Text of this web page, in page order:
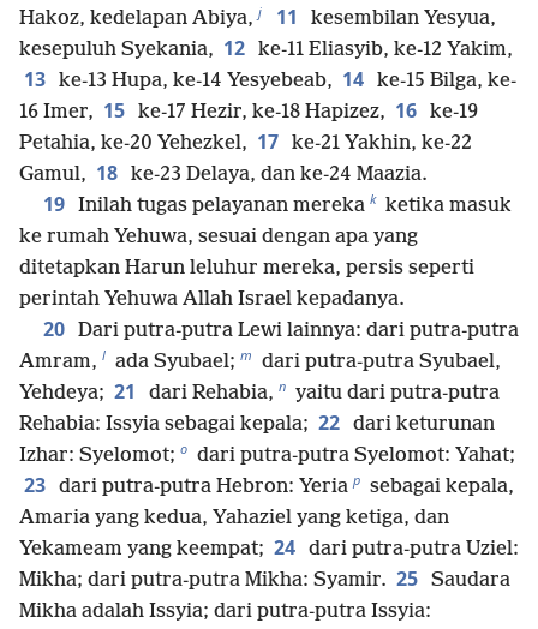
Hakoz, kedelapan Abiya, j 11
kesembilan Yesyua,
kesepuluh Syekania, 12 ke-11 Eliasyib, ke-12 Yakim,
13 ke-13 Hupa, ke-⁠14 Yesyebeab, 14 ke-15 Bilga, ke-
16 Imer, 15 ke-17 Hezir, ke-18 Hapizez, 16 ke-19
Petahia, ke-20 Yehezkel, 17 ke-21 Yakhin, ke-22
Gamul, 18 ke-23 Delaya, dan ke-24 Maazia.
19 Inilah tugas pelayanan mereka k ketika masuk
ke rumah Yehuwa, sesuai dengan apa yang
ditetapkan Harun leluhur mereka, persis seperti
perintah Yehuwa Allah Israel kepadanya.
20 Dari putra-putra Lewi lainnya: dari putra-putra
Amram, l ada Syubael; m dari putra-putra Syubael,
Yehdeya; 21 dari Rehabia, n yaitu dari putra-putra
Rehabia: Issyia sebagai kepala; 22 dari keturunan
Izhar: Syelomot; o dari putra-putra Syelomot: Yahat;
23 dari putra-putra Hebron: Yeria p sebagai kepala,
Amaria yang kedua, Yahaziel yang ketiga, dan
Yekameam yang keempat; 24 dari putra-putra Uziel:
Mikha; dari putra-putra Mikha: Syamir. 25 Saudara
Mikha adalah Issyia; dari putra-putra Issyia: